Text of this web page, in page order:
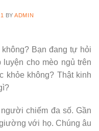
BYADMIN
Bạn đang tự hỏi
luyện cho mèo ngủ trên
khỏe không? Thật kinh
chiếm đa số. Gần
với họ. Chúng âu